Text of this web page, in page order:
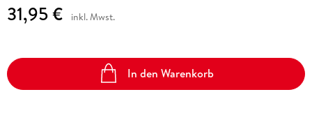
31,95 € inkl. Mwst.
In den Warenkorb